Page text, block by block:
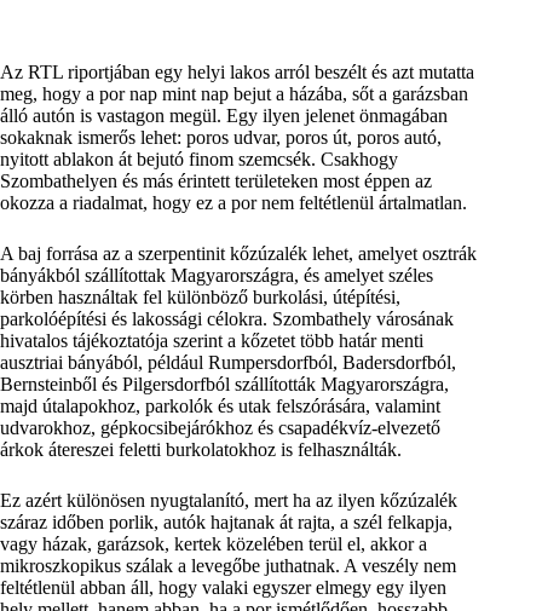
Az RTL riportjában egy helyi lakos arról beszélt és azt mutatta
meg, hogy a por nap mint nap bejut a házába, sőt a garázsban
álló autón is vastagon megül. Egy ilyen jelenet önmagában
sokaknak ismerős lehet: poros udvar, poros út, poros autó,
nyitott ablakon át bejutó finom szemcsék. Csakhogy
Szombathelyen és más érintett területeken most éppen az
okozza a riadalmat, hogy ez a por nem feltétlenül ártalmatlan.
A baj forrása az a szerpentinit kőzúzalék lehet, amelyet osztrák
bányákból szállítottak Magyarországra, és amelyet széles
körben használtak fel különböző burkolási, útépítési,
parkolóépítési és lakossági célokra. Szombathely városának
hivatalos tájékoztatója szerint a kőzetet több határ menti
ausztriai bányából, például Rumpersdorfból, Badersdorfból,
Bernsteinből és Pilgersdorfból szállították Magyarországra,
majd útalapokhoz, parkolók és utak felszórására, valamint
udvarokhoz, gépkocsibejárókhoz és csapadékvíz-elvezető
árkok átereszei feletti burkolatokhoz is felhasználták.
Ez azért különösen nyugtalanító, mert ha az ilyen kőzúzalék
száraz időben porlik, autók hajtanak át rajta, a szél felkapja,
vagy házak, garázsok, kertek közelében terül el, akkor a
mikroszkopikus szálak a levegőbe juthatnak. A veszély nem
feltétlenül abban áll, hogy valaki egyszer elmegy egy ilyen